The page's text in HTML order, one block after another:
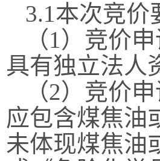
3.1本次竞
（1） 竞价
具有独立法人
（2） 竞价
应包含煤焦油
未体现煤焦油